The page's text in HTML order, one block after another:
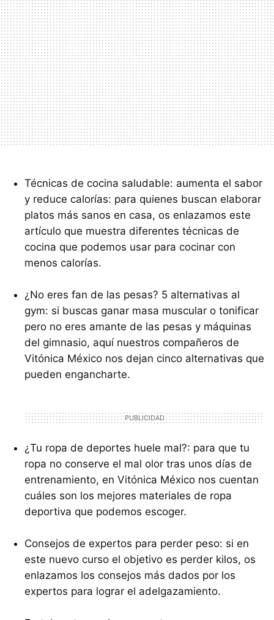
Técnicas de cocina saludable: aumenta el sabor
y reduce calorías: para quienes buscan elaborar
platos más sanos en casa, os enlazamos este
artículo que muestra diferentes técnicas de
cocina que podemos usar para cocinar con
menos calorías.
¿No eres fan de las pesas? 5 alternativas al
gym: si buscas ganar masa muscular o tonificar
pero no eres amante de las pesas y máquinas
del gimnasio, aquí nuestros compañeros de
Vitónica México nos dejan cinco alternativas que
pueden engancharte.
¿Tu ropa de deportes huele mal?: para que tu
ropa no conserve el mal olor tras unos días de
entrenamiento, en Vitónica México nos cuentan
cuáles son los mejores materiales de ropa
deportiva que podemos escoger.
Consejos de expertos para perder peso: si en
este nuevo curso el objetivo es perder kilos, os
enlazamos los consejos más dados por los
expertos para lograr el adelgazamiento.